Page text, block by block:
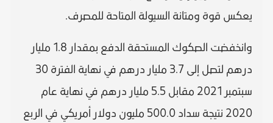
يعكس قوة ومتانة السيولة المتاحة للمصرف.
وانخفضت الصكوك المستحقة الدفع بمقدار 1.8 مليار
درهم لتصل إلى 3.7 مليار درهم في نهاية الفترة 30
سبتمبر 2021 مقابل 5.5 مليار درهم في نهاية عام
2020 نتيجة سداد 500.0 مليون دولار أمريكي في الربع